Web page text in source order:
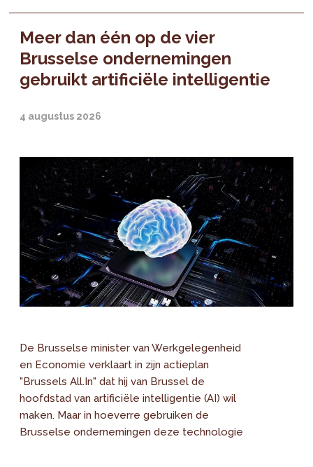
Meer dan één op de vier
Brusselse ondernemingen
gebruikt artificiële intelligentie
4 augustus 2026
De Brusselse minister van Werkgelegenheid
en Economie verklaart in zijn actieplan
"Brussels All.In" dat hij van Brussel de
hoofdstad van artificiële intelligentie (AI) wil
maken. Maar in hoeverre gebruiken de
Brusselse ondernemingen deze technologie